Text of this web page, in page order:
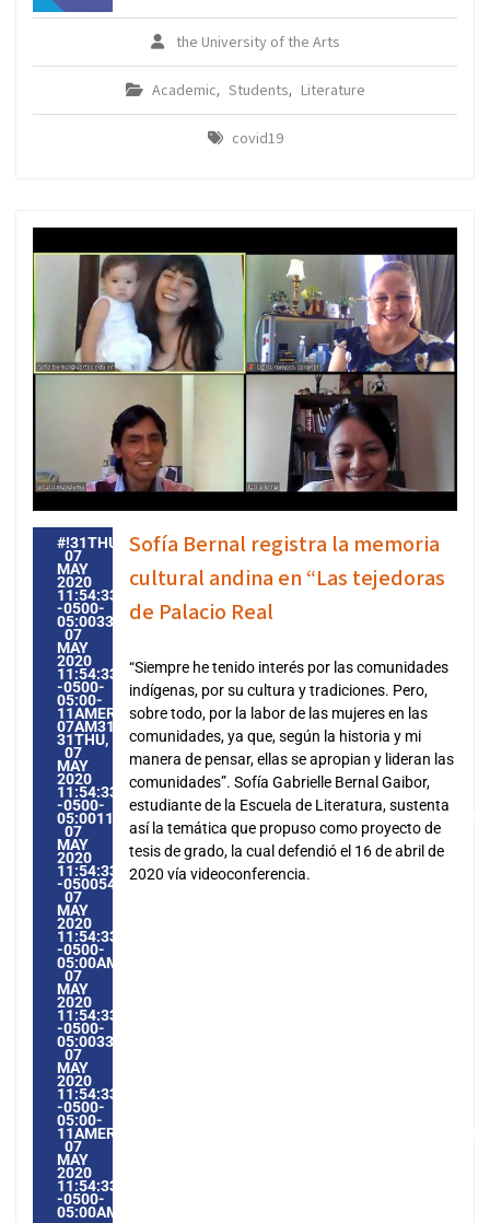
the University of the Arts
Academic, Students, Literature
covid19
#!31THU,
07
MAY
2020
11:54:33
-0500-
05:003331#31THU,
07
MAY
2020
11:54:33
-0500-
05:00-
11AMERICA/GUAYAQUIL3131AMERICA/GUAYAQUIL202031
07AM31AM-
31THU,
07
MAY
2020
11:54:33
-0500-
05:0011AMERICA/GUAYAQUIL3131AMERICA/
07
MAY
2020
11:54:33
-05005411545AMTHURSDAY=1009#!31THU,
07
MAY
2020
11:54:33
-0500-
05:00AMERICA/GUAYAQUIL5#MAY#!31THU,
07
MAY
2020
11:54:33
-0500-
05:003331#/31THU,
07
MAY
2020
11:54:33
-0500-
05:00-
11AMERICA/GUAYAQUIL3131AMERICA/
07
MAY
2020
11:54:33
-0500-
05:00AMERICA/GUAYAQUIL5#
Sofía Bernal registra la memoria
cultural andina en “Las tejedoras
de Palacio Real
“Siempre he tenido interés por las comunidades
indígenas, por su cultura y tradiciones. Pero,
sobre todo, por la labor de las mujeres en las
comunidades, ya que, según la historia y mi
manera de pensar, ellas se apropian y lideran las
comunidades”. Sofía Gabrielle Bernal Gaibor,
estudiante de la Escuela de Literatura, sustenta
así la temática que propuso como proyecto de
tesis de grado, la cual defendió el 16 de abril de
2020 vía videoconferencia.